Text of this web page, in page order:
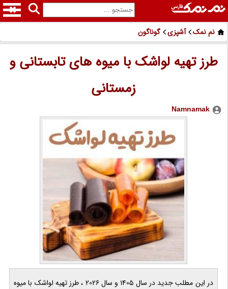
نم نمک آشپزی گوناگون
طرز تهیه لواشک با میوه های تابستانی و
زمستانی
Namnamak
در این مطلب جدید در سال 1405 و سال 2026 ، طرز تهیه لواشک با میوه